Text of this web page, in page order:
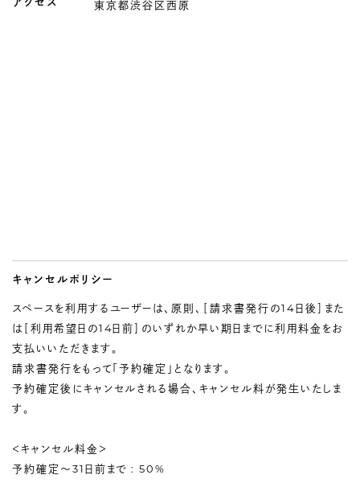
アクセス 東京都渋谷区西原
キャンセルポリシー
スペースを利用するユーザーは、原則、［請求書発行の14日後］また
は［利用希望日の14日前］のいずれか早い期日までに利用料金をお
支払いいただきます。
請求書発行をもって「予約確定」となります。
予約確定後にキャンセルされる場合、キャンセル料が発生いたしま
す。
＜キャンセル料金＞
予約確定〜31日前まで : 50%